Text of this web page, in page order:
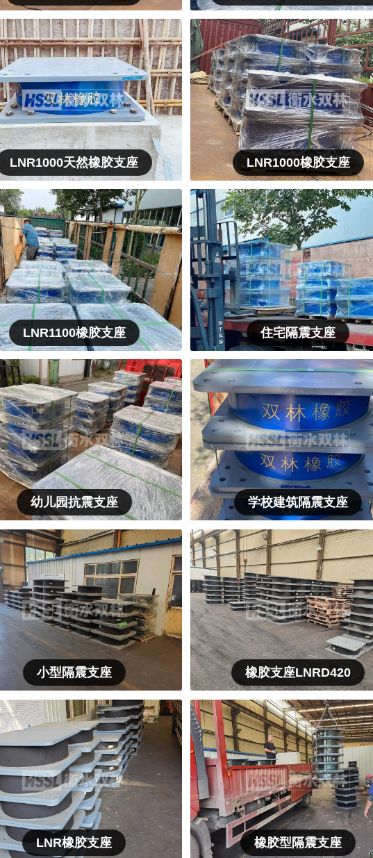
LNR1000天然橡胶支座 LNR1000橡胶支座
LNR1100橡胶支座 住宅隔震支座
幼儿园抗震支座 学校建筑隔震支座
小型隔震支座 橡胶支座LNRD420
LNR橡胶支座 橡胶型隔震支座